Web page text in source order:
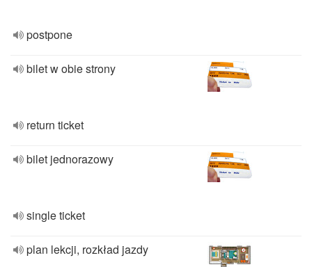
postpone
bilet w obie strony
return ticket
bilet jednorazowy
single ticket
plan lekcji, rozkład jazdy